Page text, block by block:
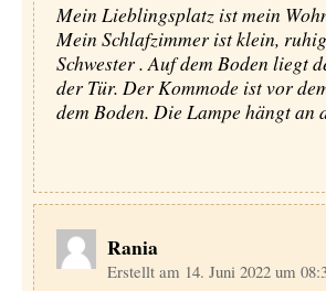
Mein Lieblingsplatz ist mein
Mein Schlafzimmer ist klein,
Schwester . Auf dem Boden liegt
der Tür. Der Kommode ist vor
dem Boden. Die Lampe hängt an
Rania
Erstellt am 14. Juni 2022 um